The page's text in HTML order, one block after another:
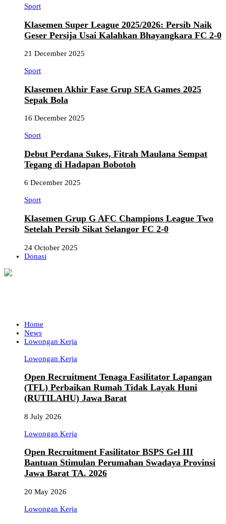
Sport
Klasemen Super League 2025/2026: Persib Naik
Geser Persija Usai Kalahkan Bhayangkara FC 2-0
21 December 2025
Sport
Klasemen Akhir Fase Grup SEA Games 2025
Sepak Bola
16 December 2025
Sport
Debut Perdana Sukes, Fitrah Maulana Sempat
Tegang di Hadapan Bobotoh
6 December 2025
Sport
Klasemen Grup G AFC Champions League Two
Setelah Persib Sikat Selangor FC 2-0
24 October 2025
Donasi
Home
News
Lowongan Kerja
Lowongan Kerja
Open Recruitment Tenaga Fasilitator Lapangan
(TFL) Perbaikan Rumah Tidak Layak Huni
(RUTILAHU) Jawa Barat
8 July 2026
Lowongan Kerja
Open Recruitment Fasilitator BSPS Gel III
Bantuan Stimulan Perumahan Swadaya Provinsi
Jawa Barat TA. 2026
20 May 2026
Lowongan Kerja